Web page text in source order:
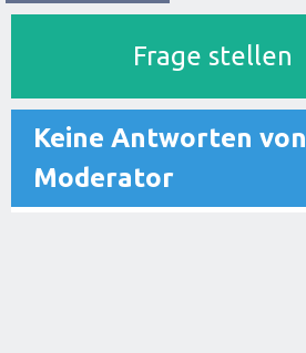
Frage stellen
Keine Antworten von
Moderator